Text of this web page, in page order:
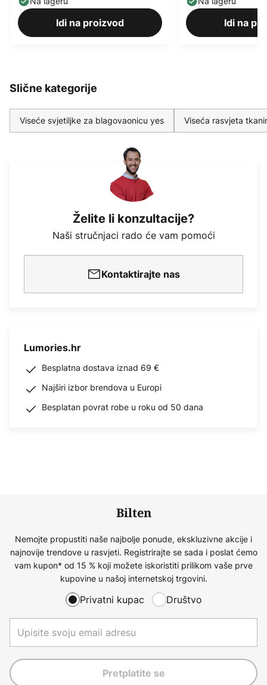
Idi na proizvod Idi na
Slične kategorije
Viseće svjetiljke za blagovaonicu yes Viseća rasvjeta
Želite li konzultacije?
Naši stručnjaci rado će vam pomoći
Kontaktirajte nas
Lumories.hr
Besplatna dostava iznad 69 €
Najširi izbor brendova u Europi
Besplatan povrat robe u roku od 50 dana
Bilten
Nemojte propustiti naše najbolje ponude, ekskluzivne akcije i
najnovije trendove u rasvjeti. Registrirajte se sada i poslat ćemo
vam kupon* od 15 % koji možete iskoristiti prilikom vaše prve
kupovine u našoj internetskoj trgovini.
Privatni kupac Društvo
Pretplatite se